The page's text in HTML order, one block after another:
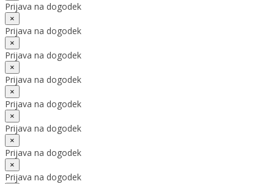
Prijava na dogodek
×
Prijava na dogodek
×
Prijava na dogodek
×
Prijava na dogodek
×
Prijava na dogodek
×
Prijava na dogodek
×
Prijava na dogodek
×
Prijava na dogodek